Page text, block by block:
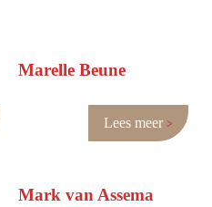
Marelle Beune
Lees meer
Mark van Assema